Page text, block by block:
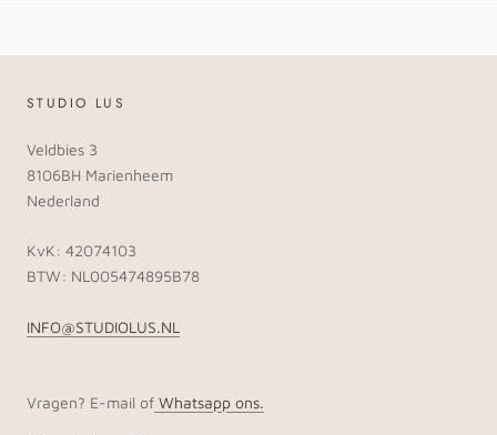
STUDIO LUS
Veldbies 3
8106BH Marienheem
Nederland
KvK: 42074103
BTW: NL005474895B78
INFO@STUDIOLUS.NL
Vragen? E-mail of Whatsapp ons.